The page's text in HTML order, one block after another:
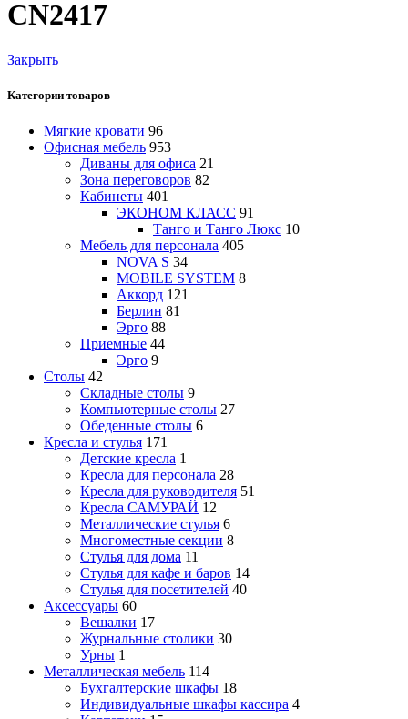
CN2417
Закрыть
Категории товаров
Мягкие кровати 96
Офисная мебель 953
Диваны для офиса 21
Зона переговоров 82
Кабинеты 401
ЭКОНОМ КЛАСС 91
Танго и Танго Люкс 10
Мебель для персонала 405
NOVA S 34
MOBILE SYSTEM 8
Аккорд 121
Берлин 81
Эрго 88
Приемные 44
Эрго 9
Столы 42
Складные столы 9
Компьютерные столы 27
Обеденные столы 6
Кресла и стулья 171
Детские кресла 1
Кресла для персонала 28
Кресла для руководителя 51
Кресла САМУРАЙ 12
Металлические стулья 6
Многоместные секции 8
Стулья для дома 11
Стулья для кафе и баров 14
Стулья для посетителей 40
Аксессуары 60
Вешалки 17
Журнальные столики 30
Урны 1
Металлическая мебель 114
Бухгалтерские шкафы 18
Индивидуальные шкафы кассира 4